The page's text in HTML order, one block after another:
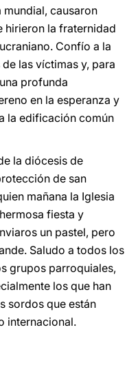
causaron
hirieron la fraternidad
Confío a la
las víctimas y, para
profunda
en la esperanza y
la edificación común
la diócesis de
de san
mañana la Iglesia
fiesta y
un pastel, pero
Saludo a todos los
grupos parroquiales,
los que han
sordos que están
internacional.